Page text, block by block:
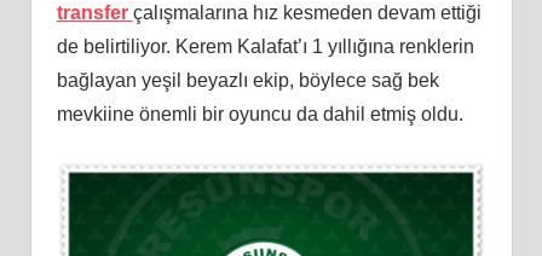
transfer çalışmalarına hız kesmeden devam ettiği
de belirtiliyor. Kerem Kalafat’ı 1 yıllığına renklerin
bağlayan yeşil beyazlı ekip, böylece sağ bek
mevkiine önemli bir oyuncu da dahil etmiş oldu.